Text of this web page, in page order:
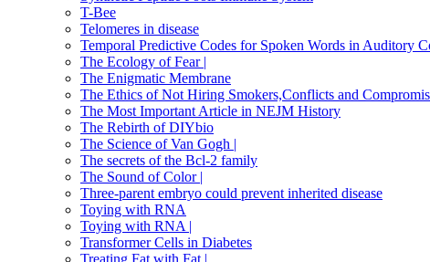
T-Bee
Telomeres in disease
Temporal Predictive Codes for Spoken Words in Auditory
The Ecology of Fear |
The Enigmatic Membrane
The Ethics of Not Hiring Smokers,Conflicts and
The Most Important Article in NEJM History
The Rebirth of DIYbio
The Science of Van Gogh |
The secrets of the Bcl-2 family
The Sound of Color |
Three-parent embryo could prevent inherited disease
Toying with RNA
Toying with RNA |
Transformer Cells in Diabetes
Treating Fat with Fat |